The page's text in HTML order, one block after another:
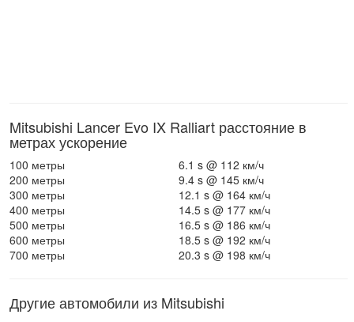
Mitsubishi Lancer Evo IX Ralliart расстояние в
метрах ускорение
100 метры
6.1 s @ 112 км/ч
200 метры
9.4 s @ 145 км/ч
300 метры
12.1 s @ 164 км/ч
400 метры
14.5 s @ 177 км/ч
500 метры
16.5 s @ 186 км/ч
600 метры
18.5 s @ 192 км/ч
700 метры
20.3 s @ 198 км/ч
Другие автомобили из Mitsubishi